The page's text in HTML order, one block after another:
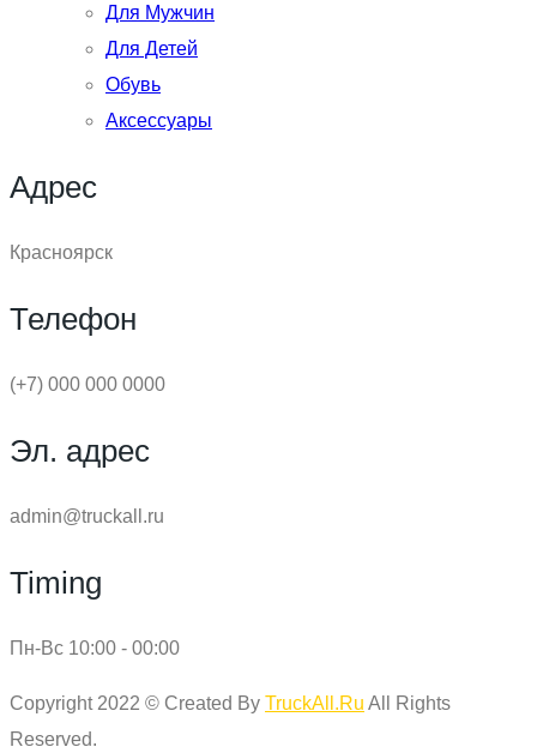
Для Мужчин
Для Детей
Обувь
Аксессуары
Адрес
Красноярск
Телефон
(+7) 000 000 0000
Эл. адрес
admin@truckall.ru
Timing
Пн-Вс 10:00 - 00:00
Copyright 2022 © Created By TruckAll.Ru All Rights
Reserved.